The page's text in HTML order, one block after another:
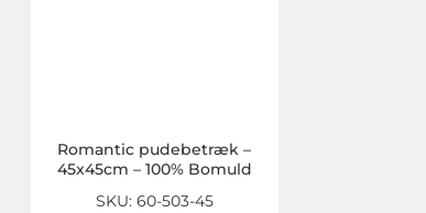
Romantic pudebetræk –
45x45cm – 100% Bomuld
SKU: 60-503-45